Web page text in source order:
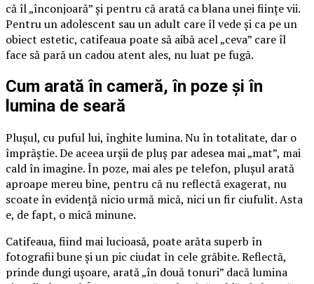
că îl „înconjoară” și pentru că arată ca blana unei ființe vii.
Pentru un adolescent sau un adult care îl vede și ca pe un
obiect estetic, catifeaua poate să aibă acel „ceva” care îl
face să pară un cadou atent ales, nu luat pe fugă.
Cum arată în cameră, în poze și în
lumina de seară
Plușul, cu puful lui, înghite lumina. Nu în totalitate, dar o
împrăștie. De aceea urșii de pluș par adesea mai „mat”, mai
cald în imagine. În poze, mai ales pe telefon, plușul arată
aproape mereu bine, pentru că nu reflectă exagerat, nu
scoate în evidență nicio urmă mică, nici un fir ciufulit. Asta
e, de fapt, o mică minune.
Catifeaua, fiind mai lucioasă, poate arăta superb în
fotografii bune și un pic ciudat în cele grăbite. Reflectă,
prinde dungi ușoare, arată „în două tonuri” dacă lumina